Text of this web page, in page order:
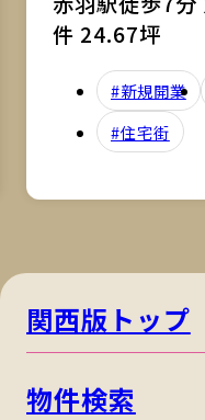
件 24.67坪
#新規開業
#住宅街
関西版トップ
物件検索